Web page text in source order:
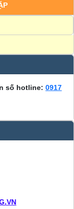
số hotline: 0917